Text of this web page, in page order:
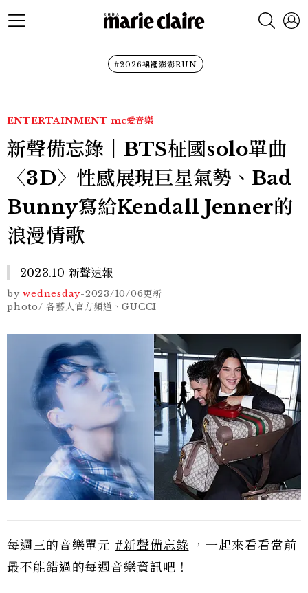
#2026裙襬澎澎RUN
ENTERTAINMENT mc愛音樂
新聲備忘錄｜BTS柾國solo單曲
〈3D〉性感展現巨星氣勢、Bad
Bunny寫給Kendall Jenner的
浪漫情歌
2023.10 新聲速報
by wednesday-2023/10/06更新
photo/ 各藝人官方頻道、GUCCI
每週三的音樂單元#新聲備忘錄 ，一起來看看當前
最不能錯過的每週音樂資訊吧！